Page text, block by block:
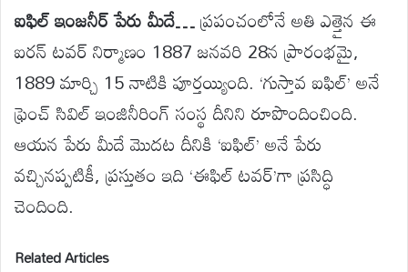
ఐఫిల్ ఇంజనీర్ పేరు మీదే…ప్రపంచంలోనే అతి ఎత్తైన ఈ
ఐరన్ టవర్ నిర్మాణం 1887 జనవరి 28న ప్రారంభమై,
1889 మార్చి 15 నాటికి పూర్తయ్యింది. ‘గుస్తావ ఐఫిల్’ అనే
ఫ్రెంచ్ సివిల్ ఇంజినీరింగ్ సంస్థ దీనిని రూపొందించింది.
ఆయన పేరు మీదే మొదట దీనికి ‘ఐఫిల్’ అనే పేరు
వచ్చినప్పటికీ, ప్రస్తుతం ఇది ‘ఈఫిల్ టవర్’గా ప్రసిద్ధి
చెందింది.
Related Articles